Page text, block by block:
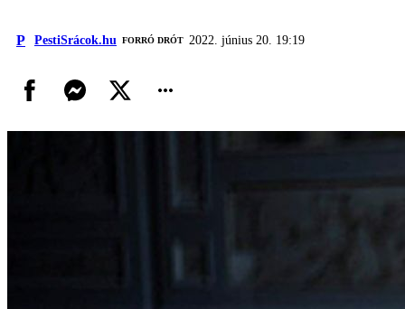
P PestiSrácok.hu FORRÓ DRÓT 2022. június 20. 19:19